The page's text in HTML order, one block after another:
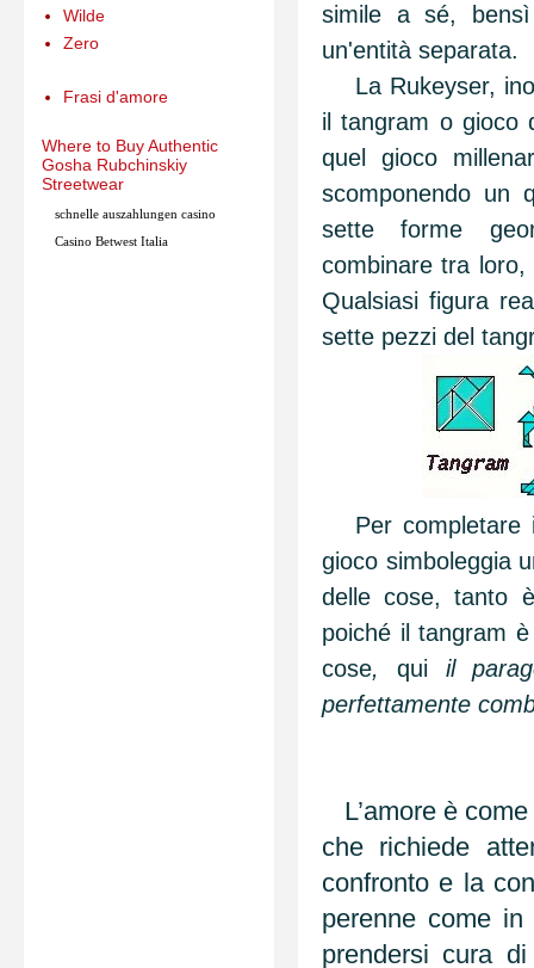
simile a sé,
un'entità separata.
La Rukeyser,
il tangram o gioco
quel gioco
scomponendo un
sette forme
combinare tra
Qualsiasi figura
sette pezzi del
Per completare
gioco simboleggia
delle cose, tanto
poiché il tangram
cose, qui il
perfettamente
L’amore è
che richiede
confronto e la
perenne come
prendersi cura
Wilde
Zero
Frasi d'amore
Where to Buy Authentic
Gosha Rubchinskiy
Streetwear
schnelle auszahlungen casino
Casino BetwestItalia